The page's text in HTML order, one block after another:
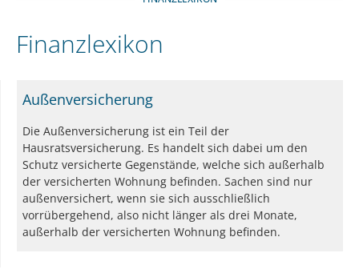
Finanzlexikon
Außenversicherung
Die Außenversicherung ist ein Teil der
Hausratsversicherung. Es handelt sich dabei um den
Schutz versicherte Gegenstände, welche sich außerhalb
der versicherten Wohnung befinden. Sachen sind nur
außenversichert, wenn sie sich ausschließlich
vorrübergehend, also nicht länger als drei Monate,
außerhalb der versicherten Wohnung befinden.